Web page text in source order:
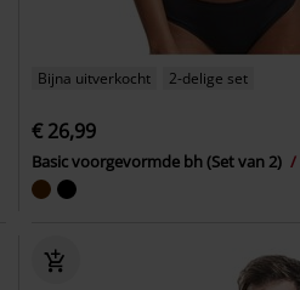
Bijna uitverkocht 2-delige set
€ 26,99
Basic voorgevormde bh (Set van 2)